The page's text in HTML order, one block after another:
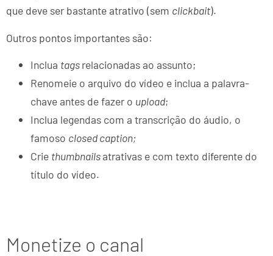
que deve ser bastante atrativo (sem clickbait).
Outros pontos importantes são:
Inclua tagsrelacionadas ao assunto;
Renomeie o arquivo do vídeo e inclua a palavra-
chave antes de fazer o upload;
Inclua legendas com a transcrição do áudio, o
famoso closed caption;
Crie thumbnailsatrativas e com texto diferente do
título do vídeo.
Monetize o canal